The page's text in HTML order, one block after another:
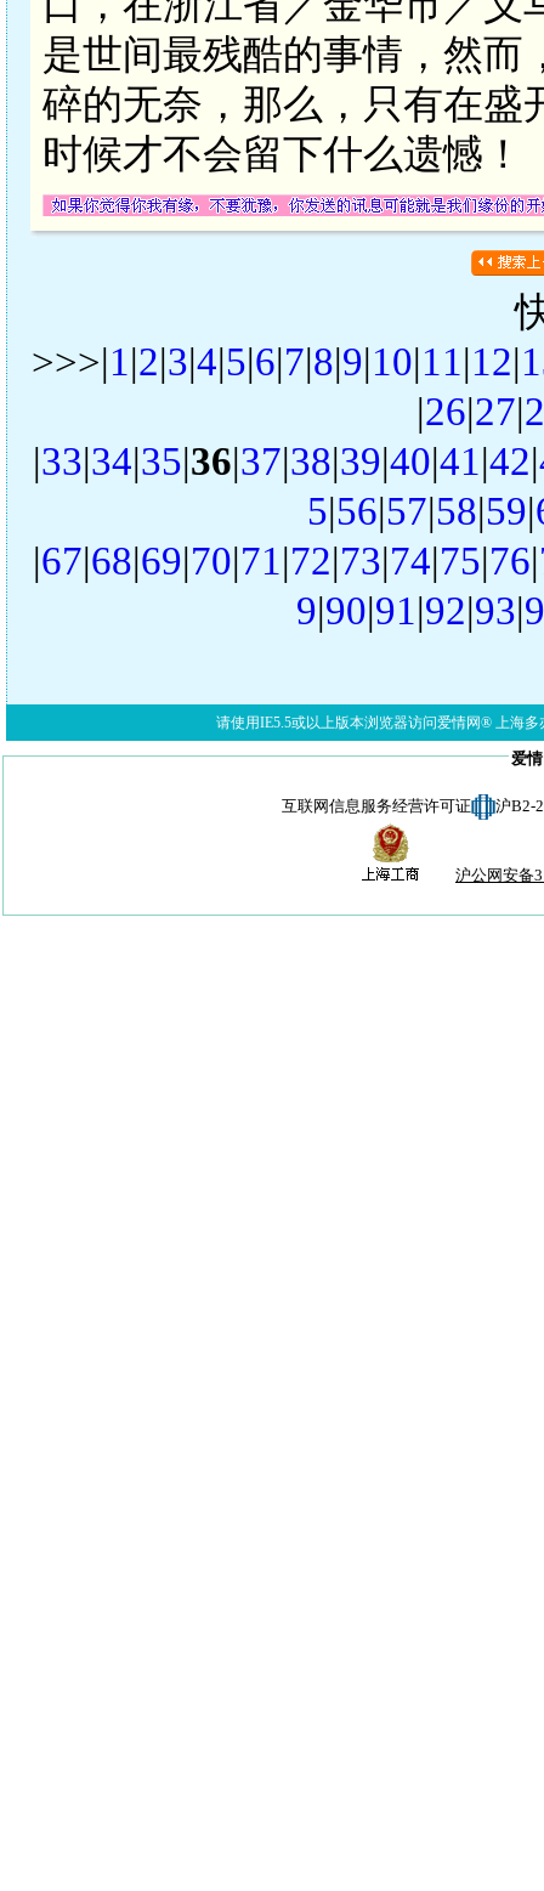
是世间最残酷的事情，然而
碎的无奈，那么，只有在盛
时候才不会留下什么遗憾！
>>>|1|2|3|4|5|6|7|8|9|10|11|12|
|26|27|
|33|34|35|36|37|38|39|40|41|42|
5|56|57|58|59|
|67|68|69|70|71|72|73|74|75|76|
9|90|91|92|93|
请使用IE5.5或以上版本浏览器访问爱情网® 上海多
爱
互联网信息服务经营许可证 沪B2-
沪公网安备